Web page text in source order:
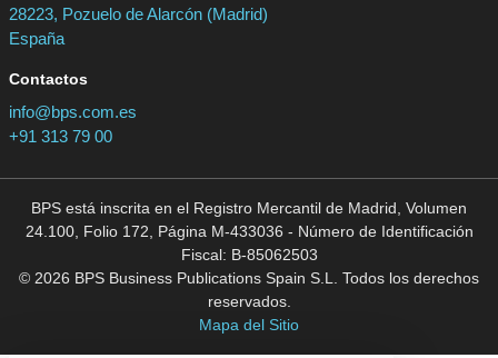
28223, Pozuelo de Alarcón (Madrid)
España
Contactos
info@bps.com.es
+91 313 79 00
BPS está inscrita en el Registro Mercantil de Madrid, Volumen
24.100, Folio 172, Página M-433036 - Número de Identificación
Fiscal: B-85062503
© 2026 BPS Business Publications Spain S.L. Todos los derechos
reservados.
Mapa del Sitio